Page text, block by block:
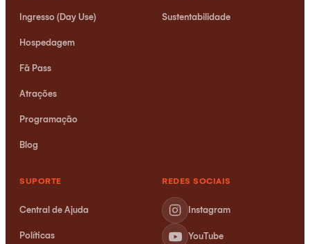
Ingresso (Day Use)
Hospedagem
Fã Pass
Atrações
Programação
Blog
Sustentabilidade
SUPORTE
Central de Ajuda
Políticas
REDES SOCIAIS
Instagram
YouTube